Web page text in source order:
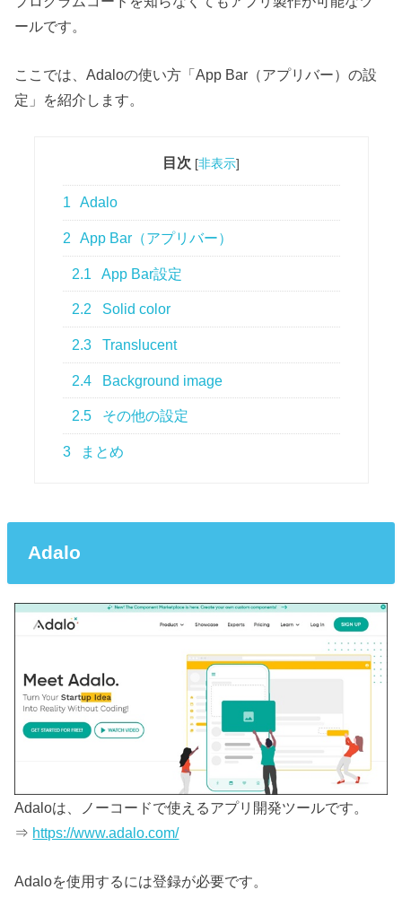
ールです。
ここでは、Adaloの使い方「App Bar（アプリバー）の設
定」を紹介します。
目次 [非表示]
1 Adalo
2 App Bar（アプリバー）
2.1 App Bar設定
2.2 Solid color
2.3 Translucent
2.4 Background image
2.5 その他の設定
3 まとめ
Adalo
Adaloは、ノーコードで使えるアプリ開発ツールです。
⇒ https://www.adalo.com/
Adaloを使用するには登録が必要です。